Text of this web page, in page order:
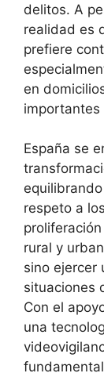
delitos. A
realidad es
prefiere
en
importantes
España se
respeto a
rural y
sino ejercer
situaciones
Con el
una